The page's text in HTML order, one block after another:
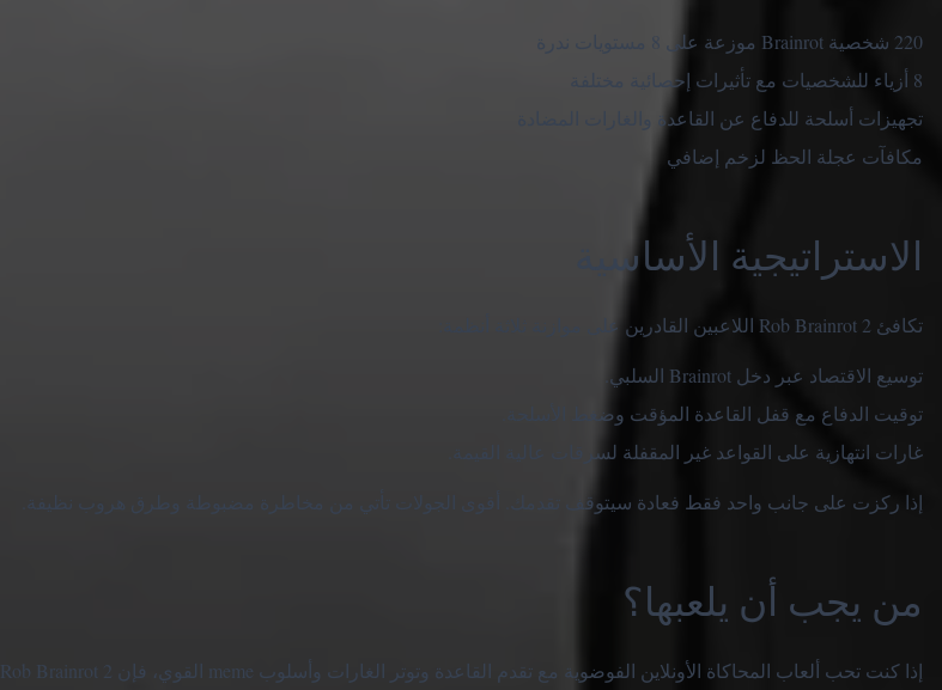
220 شخصية Brainrot موزعة على 8 مستويات ندرة
8 أزياء للشخصيات مع تأثيرات إحصائية مختلفة
تجهيزات أسلحة للدفاع عن القاعدة والغارات المضادة
مكافآت عجلة الحظ لزخم إضافي
الاستراتيجية الأساسية
تكافئ Rob Brainrot 2 اللاعبين القادرين على موازنة ثلاثة أنظمة:
توسيع الاقتصاد عبر دخل Brainrot السلبي.
توقيت الدفاع مع قفل القاعدة المؤقت وضغط الأسلحة.
غارات انتهازية على القواعد غير المقفلة لسرقات عالية القيمة.
إذا ركزت على جانب واحد فقط فعادة سيتوقف تقدمك. أقوى الجولات تأتي من مخاطرة مضبوطة وطرق هروب نظيفة.
من يجب أن يلعبها؟